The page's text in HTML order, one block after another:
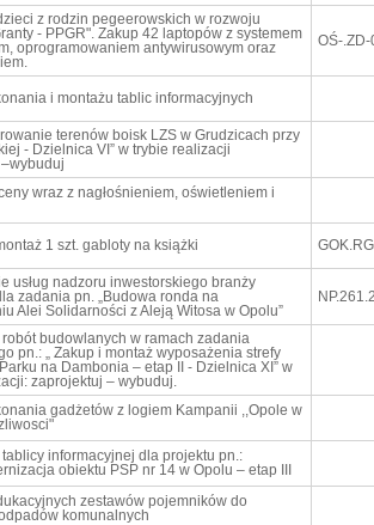
z rodzin pegeerowskich w rozwoju
- PPGR". Zakup 42 laptopów z systemem
oprogramowaniem antywirusowym oraz
OŚ-
i montażu tablic informacyjnych
terenów boisk LZS w Grudzicach przy
- Dzielnica VI” w trybie realizacji
wraz z nagłośnieniem, oświetleniem i
1 szt. gabloty na książki
usług nadzoru inwestorskiego branży
zadania pn. „Budowa ronda na
Alei Solidarności z Aleją Witosa w Opolu”
budowlanych w ramach zadania
pn.: „ Zakup i montaż wyposażenia strefy
na Dambonia – etap II - Dzielnica XI” w
zaprojektuj – wybuduj.
gadżetów z logiem Kampanii ,,Opole w
informacyjnej dla projektu pn.:
obiektu PSP nr 14 w Opolu – etap III
zestawów pojemników do
komunalnych